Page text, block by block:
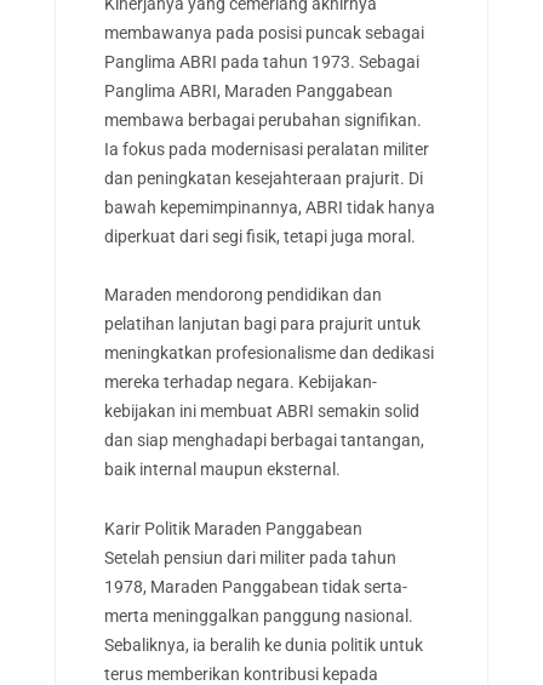
membawanya pada posisi puncak sebagai
Panglima ABRI pada tahun 1973. Sebagai
Panglima ABRI, Maraden Panggabean
membawa berbagai perubahan signifikan.
Ia fokus pada modernisasi peralatan militer
dan peningkatan kesejahteraan prajurit. Di
bawah kepemimpinannya, ABRI tidak hanya
diperkuat dari segi fisik, tetapi juga moral.
Maraden mendorong pendidikan dan
pelatihan lanjutan bagi para prajurit untuk
meningkatkan profesionalisme dan dedikasi
mereka terhadap negara. Kebijakan-
kebijakan ini membuat ABRI semakin solid
dan siap menghadapi berbagai tantangan,
baik internal maupun eksternal.
Karir Politik Maraden Panggabean
Setelah pensiun dari militer pada tahun
1978, Maraden Panggabean tidak serta-
merta meninggalkan panggung nasional.
Sebaliknya, ia beralih ke dunia politik untuk
terus memberikan kontribusi kepada